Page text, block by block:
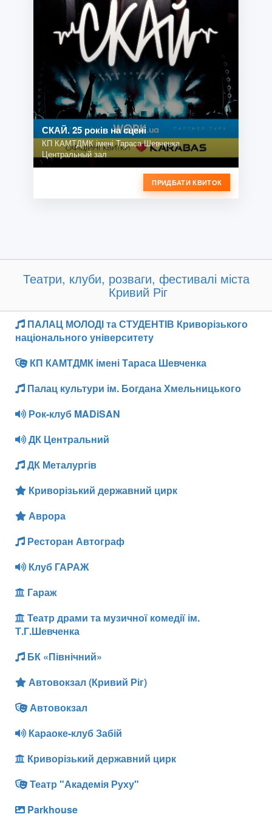
СКАЙ. 25 років на сцені
КП КАМТДМК імені Тараса Шевченка
Центральный зал
ПРИДБАТИ КВИТОК
Театри, клуби, розваги, фестивалі міста
Кривий Ріг
ПАЛАЦ МОЛОДІ та СТУДЕНТІВ Криворізького
національного університету
КП КАМТДМК імені Тараса Шевченка
Палац культури ім. Богдана Хмельницького
Рок-клуб MADiSAN
ДК Центральний
ДК Металургів
Криворізький державний цирк
Аврора
Ресторан Автограф
Клуб ГАРАЖ
Гараж
Театр драми та музичної комедії ім.
Т.Г.Шевченка
БК «Північний»
Автовокзал (Кривий Ріг)
Автовокзал
Караоке-клуб Забій
Криворізький державний цирк
Театр "Академія Руху"
Parkhouse